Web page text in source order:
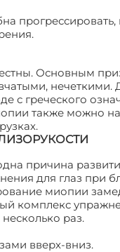
Основным
нечеткими.
с греческого
также можно
причина
для глаз при
миопии
комплекс
раз.
вверх-вниз.